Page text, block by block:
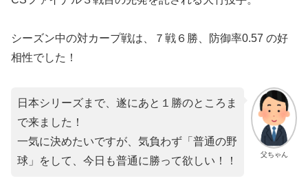
シーズン中の対カープ戦は、７戦６勝、防御率0.57 の好
相性でした！
父ちゃん
日本シリーズまで、遂にあと１勝のところま
で来ました！
一気に決めたいですが、気負わず「普通の野
球」をして、今日も普通に勝って欲しい！！